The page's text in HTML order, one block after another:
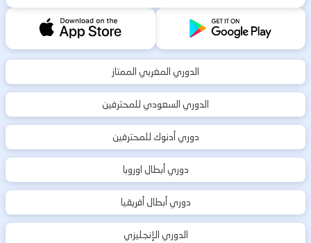
الدوري المغربي الممتاز
الدوري السعودي للمحترفين
دوري أدنوك للمحترفين
دوري أبطال اوروبا
دوري أبطال أفريقيا
الدوري الإنجليزي